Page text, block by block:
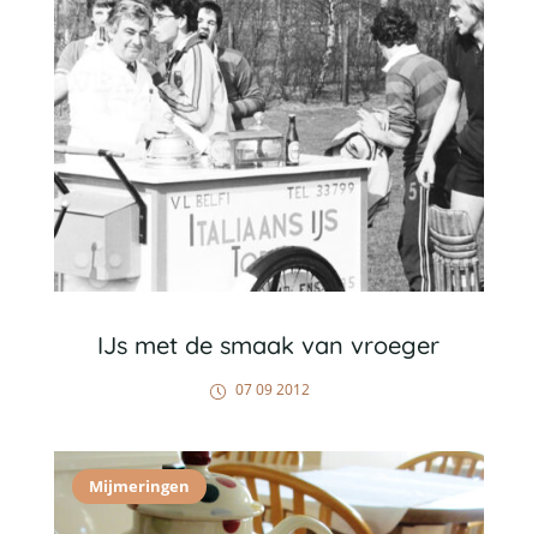
IJs met de smaak van vroeger
07 09 2012
Mijmeringen